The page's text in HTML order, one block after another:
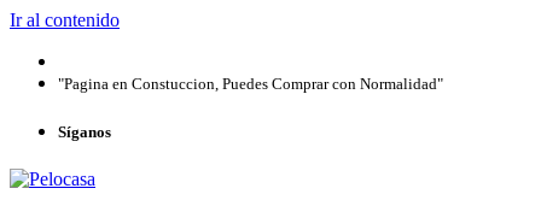
Ir al contenido
"Pagina en Constuccion, Puedes Comprar con Normalidad"
Síganos